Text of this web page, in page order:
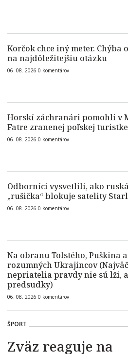
Korčok chce iný meter. Chýba
na najdôležitejšiu otázku
06. 08. 2026 0 komentárov
Horskí záchranári pomohli v
Fatre zranenej poľskej turistke
06. 08. 2026 0 komentárov
Odborníci vysvetlili, ako ruská
„rušička“ blokuje satelity
06. 08. 2026 0 komentárov
Na obranu Tolstého, Puškina a
rozumných Ukrajincov
nepriatelia pravdy nie sú lži,
predsudky)
06. 08. 2026 0 komentárov
ŠPORT